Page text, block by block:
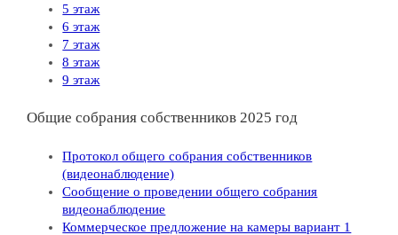
5 этаж
6 этаж
7 этаж
8 этаж
9 этаж
Общие собрания собственников 2025 год
Протокол общего собрания собственников
(видеонаблюдение)
Сообщение о проведении общего собрания
видеонаблюдение
Коммерческое предложение на камеры вариант 1